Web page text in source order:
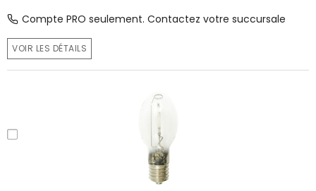
Compte PRO seulement. Contactez votre succursale
VOIR LES DÉTAILS